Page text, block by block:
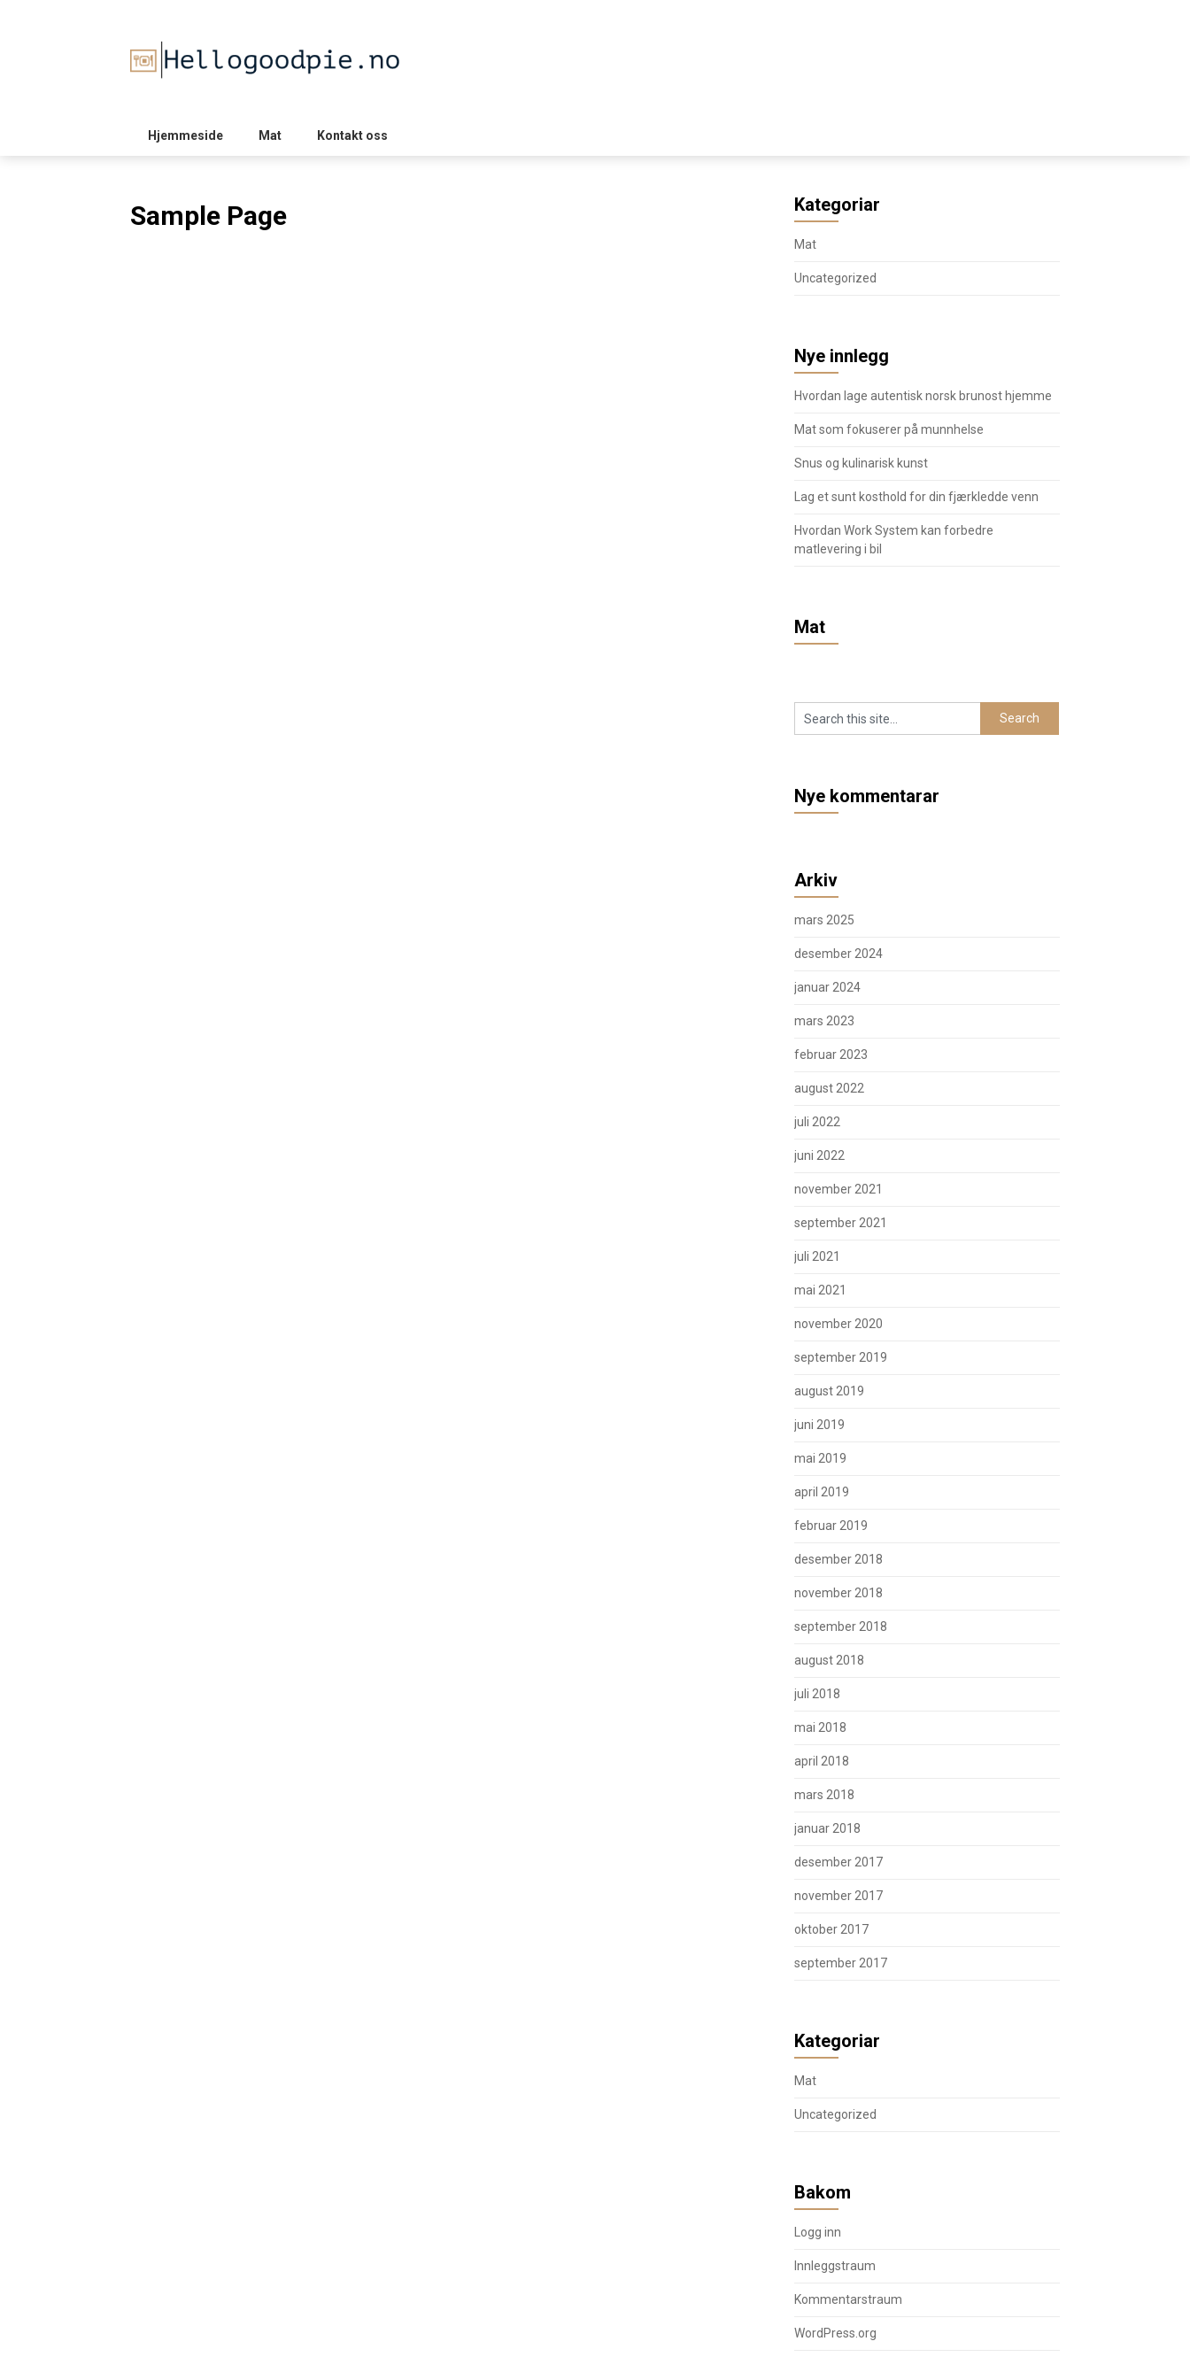
Hjemmeside Mat Kontakt oss
Sample Page Kategoriar
Mat
Uncategorized
Nye innlegg
Hvordan lage autentisk norsk brunost hjemme
Mat som fokuserer på munnhelse
Snus og kulinarisk kunst
Lag et sunt kosthold for din fjærkledde venn
Hvordan Work System kan forbedre
matlevering i bil
Mat
Nye kommentarar
Arkiv
mars 2025
desember 2024
januar 2024
mars 2023
februar 2023
august 2022
juli 2022
juni 2022
november 2021
september 2021
juli 2021
mai 2021
november 2020
september 2019
august 2019
juni 2019
mai 2019
april 2019
februar 2019
desember 2018
november 2018
september 2018
august 2018
juli 2018
mai 2018
april 2018
mars 2018
januar 2018
desember 2017
november 2017
oktober 2017
september 2017
Kategoriar
Mat
Uncategorized
Bakom
Logg inn
Innleggstraum
Kommentarstraum
WordPress.org